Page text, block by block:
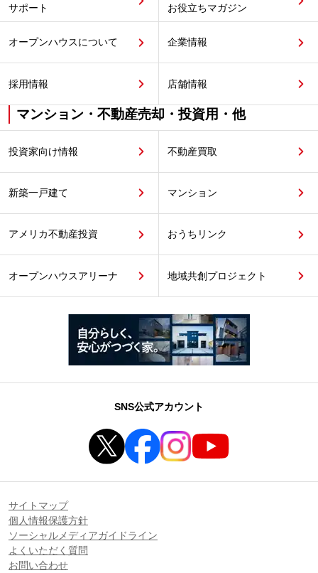
サポート
お役立ちマガジン
オープンハウスについて 企業情報
採用情報 店舗情報
マンション・不動産売却・投資用・他
投資家向け情報 不動産買取
新築一戸建て マンション
アメリカ不動産投資 おうちリンク
オープンハウスアリーナ 地域共創プロジェクト
SNS公式アカウント
サイトマップ
個人情報保護方針
ソーシャルメディアガイドライン
よくいただく質問
お問い合わせ